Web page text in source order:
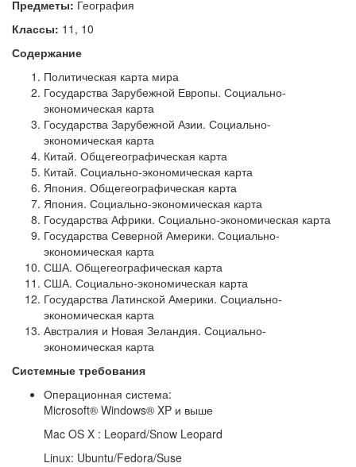
Предметы: География
Классы: 11, 10
Содержание
Политическая карта мира
Государства Зарубежной Европы. Социально-
экономическая карта
Государства Зарубежной Азии. Социально-
экономическая карта
Китай. Общегеографическая карта
Китай. Социально-экономическая карта
Япония. Общегеографическая карта
Япония. Социально-экономическая карта
Государства Африки. Социально-экономическая карта
Государства Северной Америки. Социально-
экономическая карта
США. Общегеографическая карта
США. Социально-экономическая карта
Государства Латинской Америки. Социально-
экономическая карта
Австралия и Новая Зеландия. Социально-
экономическая карта
Системные требования
Операционная система:
Microsoft® Windows® XP и выше
Mac OS X : Leopard/Snow Leopard
Linux: Ubuntu/Fedora/Suse